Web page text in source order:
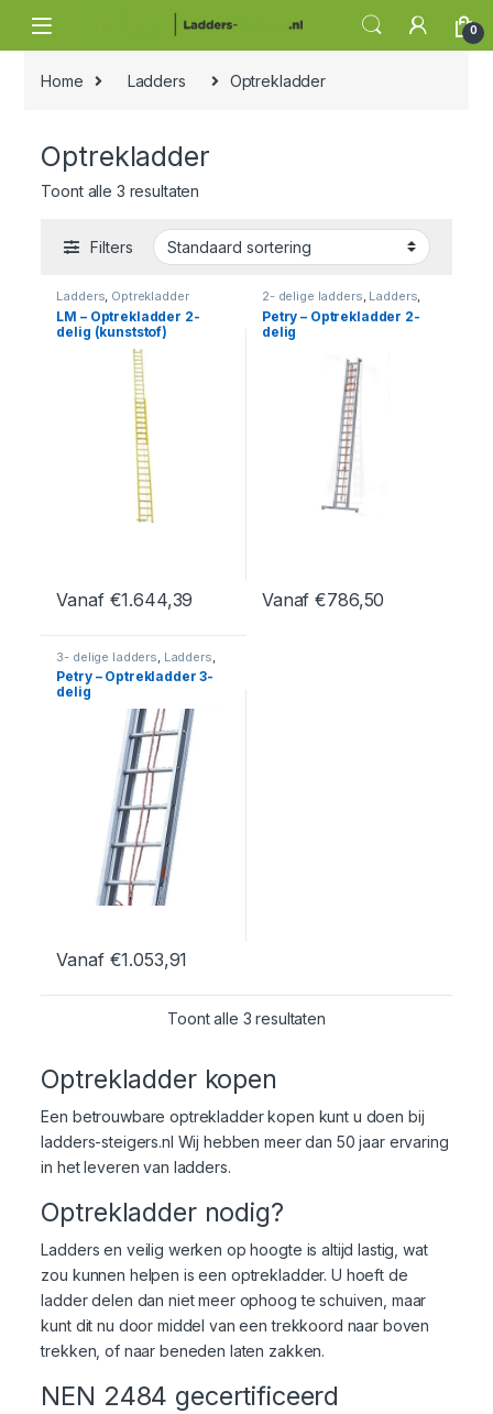
0
Home Ladders Optrekladder
Optrekladder
Toont alle 3 resultaten
Filters
Ladders, Optrekladder
LM – Optrekladder 2-
delig (kunststof)
Vanaf €1.644,39
Dit product heeft meerdere variaties. Deze optie kan
2- delige ladders, Ladders,
Optrekladder
Petry – Optrekladder 2-
delig
Vanaf €786,50
Dit product heeft meerdere
3- delige ladders Ladders
Optrekladder
Petry – Optrekladder 3-
delig
Vanaf €1.053,91
Dit product heeft meerdere variaties. Deze optie kan
Toont alle 3 resultaten
Optrekladder kopen
Een betrouwbare optrekladder kopen kunt u doen bij
ladders-steigers.nl Wij hebben meer dan 50 jaar ervaring
in het leveren van ladders.
Optrekladder nodig?
Ladders en veilig werken op hoogte is altijd lastig, wat
zou kunnen helpen is een optrekladder. U hoeft de
ladder delen dan niet meer ophoog te schuiven, maar
kunt dit nu door middel van een trekkoord naar boven
trekken, of naar beneden laten zakken.
NEN 2484 gecertificeerd